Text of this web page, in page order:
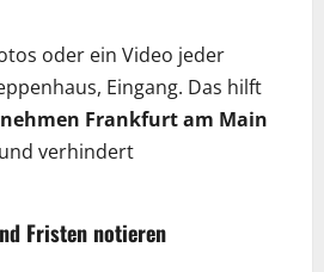
oder ein Video jeder
Eingang. Das hilft
Frankfurt am Main
verhindert
Fristen notieren